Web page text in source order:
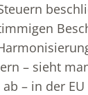
– sieht
– in der